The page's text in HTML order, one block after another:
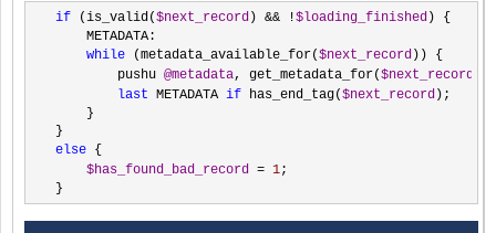
if (is_valid($next_record ) && !$loading_finished ) {
    METADATA:
while (metadata_available_for($next_record )) {
        pushu
@metadata, get_metadata_for($next_record
last METADATA if has_end_tag($next_record );
    }
}
else {
$has_found_bad_record = 1;
}